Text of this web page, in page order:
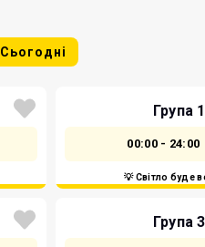
Сьогодні
Група
00:00 - 24:00
💡 Світло буде
Група